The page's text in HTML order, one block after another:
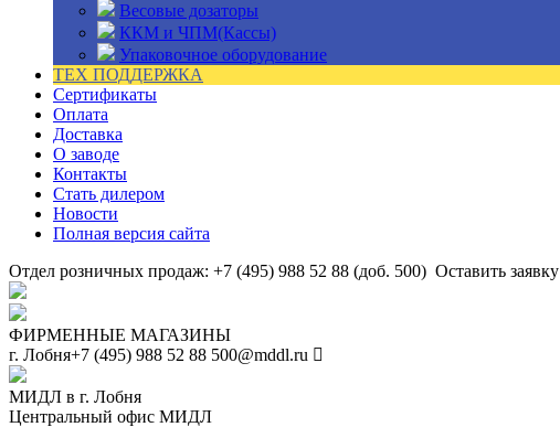
Весовые дозаторы
ККМ и ЧПМ(Кассы)
Упаковочное оборудование
ТЕХ ПОДДЕРЖКА
Сертификаты
Оплата
Доставка
О заводе
Контакты
Стать дилером
Новости
Полная версия сайта
Отдел розничных продаж: +7 (495) 988 52 88 (доб. 500) Оставить заявку
ФИРМЕННЫЕ МАГАЗИНЫ
г. Лобня+7 (495) 988 52 88 500@mddl.ru
МИДЛ в г. Лобня
Центральный офис МИДЛ